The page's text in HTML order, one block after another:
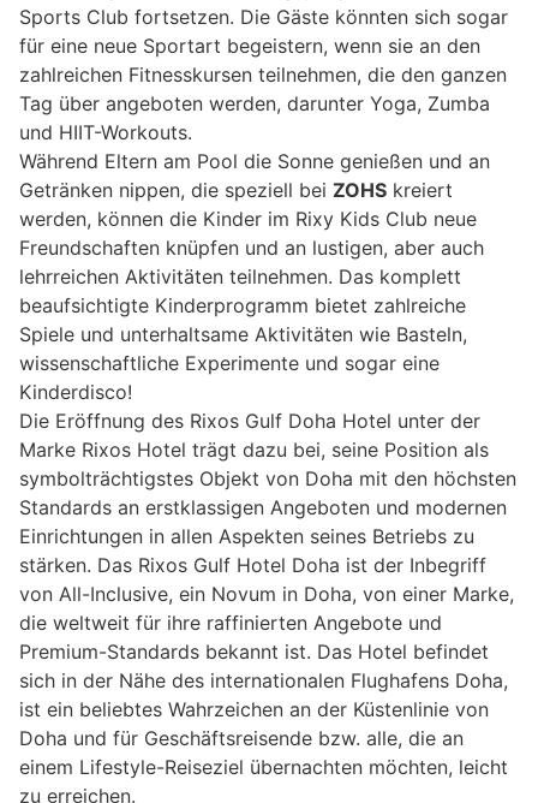
Sports Club fortsetzen. Die Gäste könnten sich sogar
für eine neue Sportart begeistern, wenn sie an den
zahlreichen Fitnesskursen teilnehmen, die den ganzen
Tag über angeboten werden, darunter Yoga, Zumba
und HIIT-Workouts.
Während Eltern am Pool die Sonne genießen und an
Getränken nippen, die speziell bei ZOHS kreiert
werden, können die Kinder im Rixy Kids Club neue
Freundschaften knüpfen und an lustigen, aber auch
lehrreichen Aktivitäten teilnehmen. Das komplett
beaufsichtigte Kinderprogramm bietet zahlreiche
Spiele und unterhaltsame Aktivitäten wie Basteln,
wissenschaftliche Experimente und sogar eine
Kinderdisco!
Die Eröffnung des Rixos Gulf Doha Hotel unter der
Marke Rixos Hotel trägt dazu bei, seine Position als
symbolträchtigstes Objekt von Doha mit den höchsten
Standards an erstklassigen Angeboten und modernen
Einrichtungen in allen Aspekten seines Betriebs zu
stärken. Das Rixos Gulf Hotel Doha ist der Inbegriff
von All-Inclusive, ein Novum in Doha, von einer Marke,
die weltweit für ihre raffinierten Angebote und
Premium-Standards bekannt ist. Das Hotel befindet
sich in der Nähe des internationalen Flughafens Doha,
ist ein beliebtes Wahrzeichen an der Küstenlinie von
Doha und für Geschäftsreisende bzw. alle, die an
einem Lifestyle-Reiseziel übernachten möchten, leicht
zu erreichen.